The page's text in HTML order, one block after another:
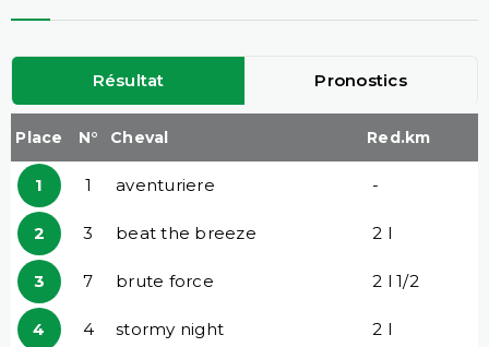
Résultat Pronostics
Place N° Cheval Red.km
1 1 aventuriere -
2 3 beat the breeze 2 l
3 7 brute force 2 l 1/2
4 4 stormy night 2 l